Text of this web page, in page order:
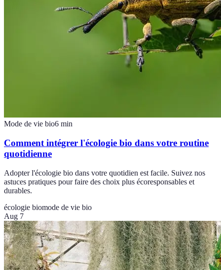
Mode de vie bio6 min
Comment intégrer l'écologie bio dans votre routine
quotidienne
Adopter l'écologie bio dans votre quotidien est facile. Suivez nos
astuces pratiques pour faire des choix plus écoresponsables et
durables.
écologie biomode de vie bio
Aug 7